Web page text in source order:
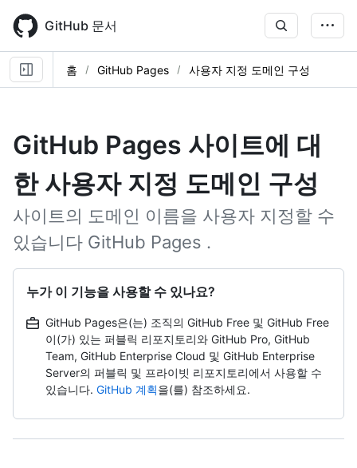
main
content
GitHub 문서
홈 GitHub Pages 사용자 지정 도메인 구성
GitHub Pages 사이트에 대
한 사용자 지정 도메인 구성
사이트의 도메인 이름을 사용자 지정할 수
있습니다 GitHub Pages .
누가 이 기능을 사용할 수 있나요?
GitHub Pages은(는) 조직의 GitHub Free 및 GitHub Free
이(가) 있는 퍼블릭 리포지토리와 GitHub Pro, GitHub
Team, GitHub Enterprise Cloud 및 GitHub Enterprise
Server의 퍼블릭 및 프라이빗 리포지토리에서 사용할 수
있습니다. GitHub 계획을(를) 참조하세요.